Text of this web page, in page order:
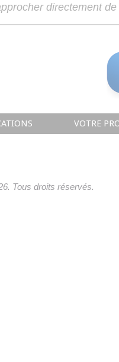
directement
VOTRE
Tous droits réservés.